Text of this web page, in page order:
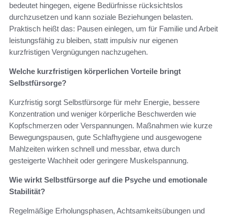
bedeutet hingegen, eigene Bedürfnisse rücksichtslos
durchzusetzen und kann soziale Beziehungen belasten.
Praktisch heißt das: Pausen einlegen, um für Familie und Arbeit
leistungsfähig zu bleiben, statt impulsiv nur eigenen
kurzfristigen Vergnügungen nachzugehen.
Welche kurzfristigen körperlichen Vorteile bringt
Selbstfürsorge?
Kurzfristig sorgt Selbstfürsorge für mehr Energie, bessere
Konzentration und weniger körperliche Beschwerden wie
Kopfschmerzen oder Verspannungen. Maßnahmen wie kurze
Bewegungspausen, gute Schlafhygiene und ausgewogene
Mahlzeiten wirken schnell und messbar, etwa durch
gesteigerte Wachheit oder geringere Muskelspannung.
Wie wirkt Selbstfürsorge auf die Psyche und emotionale
Stabilität?
Regelmäßige Erholungsphasen, Achtsamkeitsübungen und